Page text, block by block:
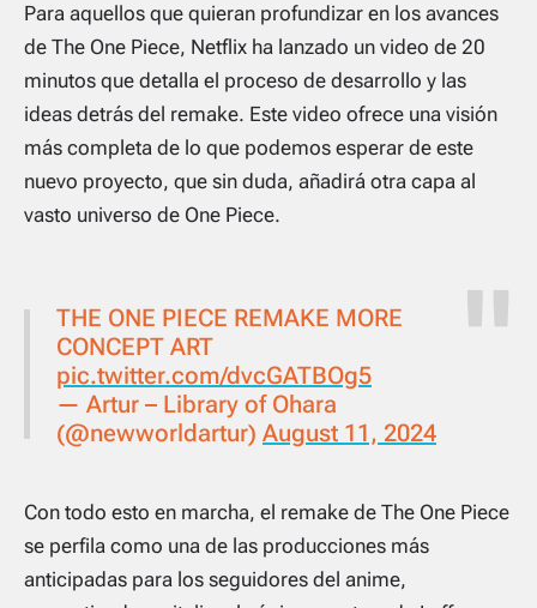
Para aquellos que quieran profundizar en los avances
de The One Piece, Netflix ha lanzado un video de 20
minutos que detalla el proceso de desarrollo y las
ideas detrás del remake. Este video ofrece una visión
más completa de lo que podemos esperar de este
nuevo proyecto, que sin duda, añadirá otra capa al
vasto universo de One Piece.
THE ONE PIECE REMAKE MORE
CONCEPT ART
pic.twitter.com/dvcGATBOg5
— Artur – Library of Ohara
(@newworldartur) August 11, 2024
Con todo esto en marcha, el remake de The One Piece
se perfila como una de las producciones más
anticipadas para los seguidores del anime,